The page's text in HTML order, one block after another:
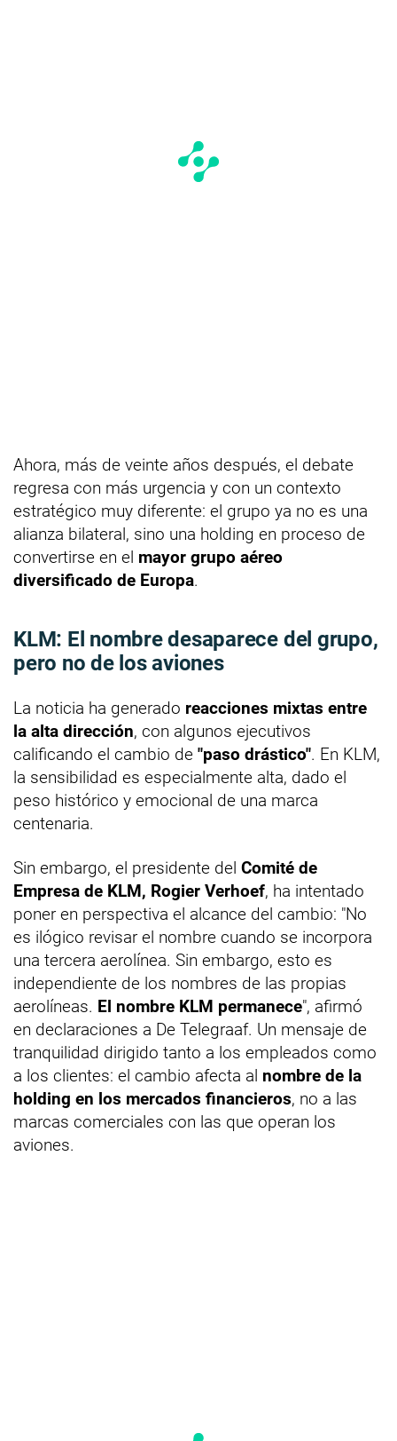
Ahora, más de veinte años después, el debate
regresa con más urgencia y con un contexto
estratégico muy diferente: el grupo ya no es una
alianza bilateral, sino una holding en proceso de
convertirse en el mayor grupo aéreo
diversificado de Europa.
KLM: El nombre desaparece del grupo,
pero no de los aviones
La noticia ha generado reacciones mixtas entre
la alta dirección, con algunos ejecutivos
calificando el cambio de "paso drástico". En KLM,
la sensibilidad es especialmente alta, dado el
peso histórico y emocional de una marca
centenaria.
Sin embargo, el presidente del Comité de
Empresa de KLM, Rogier Verhoef, ha intentado
poner en perspectiva el alcance del cambio: "No
es ilógico revisar el nombre cuando se incorpora
una tercera aerolínea. Sin embargo, esto es
independiente de los nombres de las propias
aerolíneas. El nombre KLM permanece", afirmó
en declaraciones a De Telegraaf. Un mensaje de
tranquilidad dirigido tanto a los empleados como
a los clientes: el cambio afecta al nombre de la
holding en los mercados financieros, no a las
marcas comerciales con las que operan los
aviones.